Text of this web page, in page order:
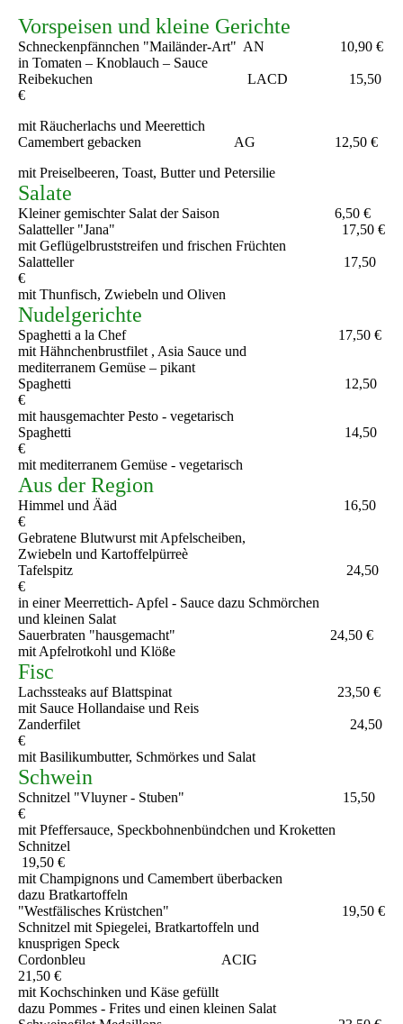
Vorspeisen und kleine Gerichte
Schneckenpfännchen "Mailänder-Art" AN 10,90 €
in Tomaten – Knoblauch – Sauce
Reibekuchen LACD 15,50
€
mit Räucherlachs und Meerettich
Camembert gebacken AG 12,50 €
mit Preiselbeeren, Toast, Butter und Petersilie
Salate
Kleiner gemischter Salat der Saison 6,50 €
Salatteller "Jana" 17,50 €
mit Geflügelbruststreifen und frischen Früchten
Salatteller 17,50
€
mit Thunfisch, Zwiebeln und Oliven
Nudelgerichte
Spaghetti a la Chef 17,50 €
mit Hähnchenbrustfilet , Asia Sauce und
mediterranem Gemüse – pikant
Spaghetti 12,50
€
mit hausgemachter Pesto - vegetarisch
Spaghetti 14,50
€
mit mediterranem Gemüse - vegetarisch
Aus der Region
Himmel und Ääd 16,50
€
Gebratene Blutwurst mit Apfelscheiben,
Zwiebeln und Kartoffelpürreè
Tafelspitz 24,50
€
in einer Meerrettich- Apfel - Sauce dazu Schmörchen
und kleinen Salat
Sauerbraten "hausgemacht" 24,50 €
mit Apfelrotkohl und Klöße
Fisc
Lachssteaks auf Blattspinat 23,50 €
mit Sauce Hollandaise und Reis
Zanderfilet 24,50
€
mit Basilikumbutter, Schmörkes und Salat
Schwein
Schnitzel "Vluyner - Stuben" 15,50
€
mit Pfeffersauce, Speckbohnenbündchen und Kroketten
Schnitzel
19,50 €
mit Champignons und Camembert überbacken
dazu Bratkartoffeln
"Westfälisches Krüstchen" 19,50 €
Schnitzel mit Spiegelei, Bratkartoffeln und
knusprigen Speck
Cordonbleu ACIG
21,50 €
mit Kochschinken und Käse gefüllt
dazu Pommes - Frites und einen kleinen Salat